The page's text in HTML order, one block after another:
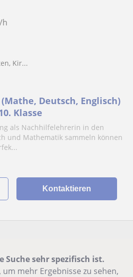
/h
Kir...
Deutsch, Englisch)
Klasse
als Nachhilfelehrerin in den
und Mathematik sammeln können
Kontaktieren
Suche sehr spezifisch ist.
um mehr Ergebnisse zu sehen,